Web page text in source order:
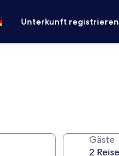
Unterkunft registrieren
Gäste